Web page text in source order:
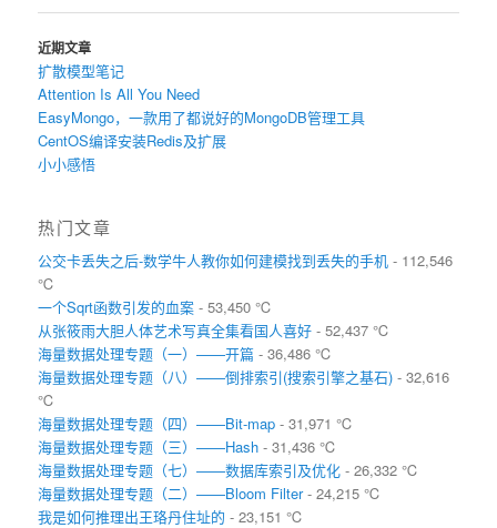
导
航
近期文章
扩散模型笔记
Attention Is All You Need
EasyMongo，一款用了都说好的MongoDB管理工具
CentOS编译安装Redis及扩展
小小感悟
热门文章
公交卡丢失之后-数学牛人教你如何建模找到丢失的手机 - 112,546
℃
一个Sqrt函数引发的血案 - 53,450 ℃
从张筱雨大胆人体艺术写真全集看国人喜好 - 52,437 ℃
海量数据处理专题（一）——开篇 - 36,486 ℃
海量数据处理专题（八）——倒排索引(搜索引擎之基石) - 32,616
℃
海量数据处理专题（四）——Bit-map - 31,971 ℃
海量数据处理专题（三）——Hash - 31,436 ℃
海量数据处理专题（七）——数据库索引及优化 - 26,332 ℃
海量数据处理专题（二）——Bloom Filter- 24,215 ℃
我是如何推理出王珞丹住址的 - 23,151 ℃